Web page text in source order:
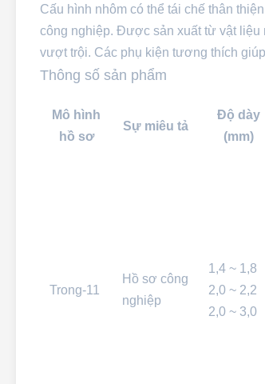
Cấu hình nhôm có thể tái chế thân
công nghiệp. Được sản xuất từ ​​vật liệu
vượt trội. Các phụ kiện tương thích
Thông số sản phẩm
Mô hình
hồ sơ
Sự miêu tả
Độ dày
(mm)
Trong-11
Hồ sơ công
nghiệp
1,4 ~ 1,8
2,0 ~ 2,2
2,0 ~ 3,0